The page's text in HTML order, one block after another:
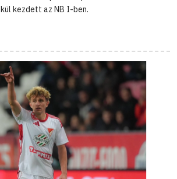
kezdett az NB I-ben.